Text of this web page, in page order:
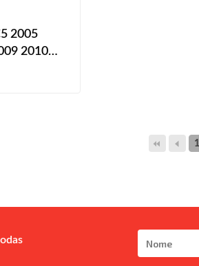
2005
2010
2015
1